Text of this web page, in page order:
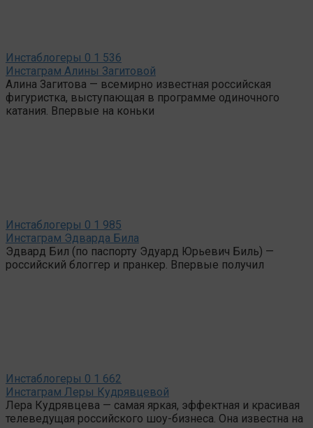
Инстаблогеры 0 1 536
Инстаграм Алины Загитовой
Алина Загитова — всемирно известная российская
фигуристка, выступающая в программе одиночного
катания. Впервые на коньки
Инстаблогеры 0 1 985
Инстаграм Эдварда Била
Эдвард Бил (по паспорту Эдуард Юрьевич Биль) —
российский блоггер и пранкер. Впервые получил
Инстаблогеры 0 1 662
Инстаграм Леры Кудрявцевой
Лера Кудрявцева — самая яркая, эффектная и красивая
телеведущая российского шоу-бизнеса. Она известна на